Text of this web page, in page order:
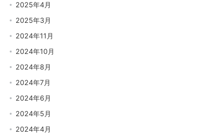
2025年4月
2025年3月
2024年11月
2024年10月
2024年8月
2024年7月
2024年6月
2024年5月
2024年4月